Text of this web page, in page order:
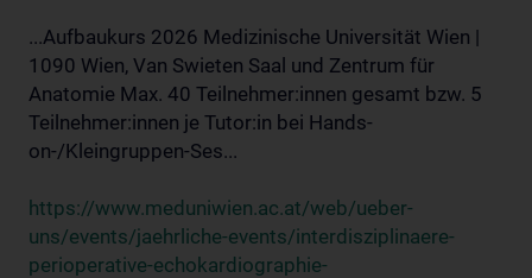
...Aufbaukurs 2026 Medizinische Universität Wien |
1090 Wien, Van Swieten Saal und Zentrum für
Anatomie Max. 40 Teilnehmer:innen gesamt bzw. 5
Teilnehmer:innen je Tutor:in bei Hands-
on-/Kleingruppen-Ses...
https://www.meduniwien.ac.at/web/ueber-
uns/events/jaehrliche-events/interdisziplinaere-
perioperative-echokardiographie-